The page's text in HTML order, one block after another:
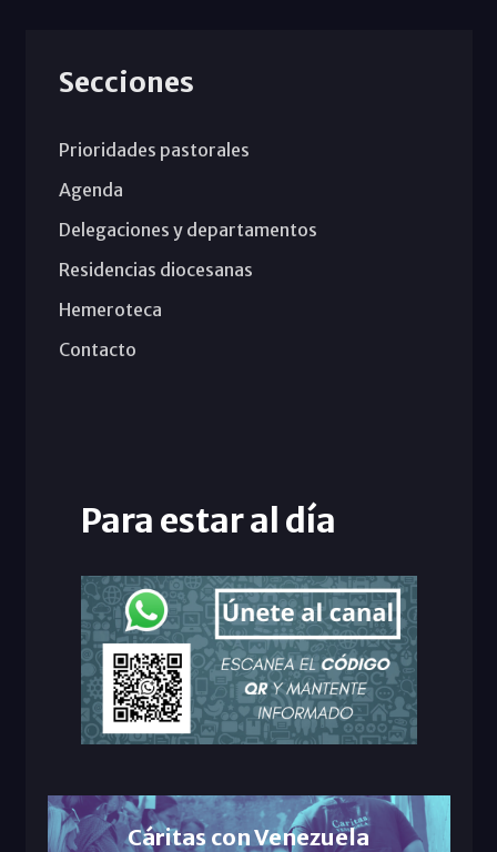
Secciones
Prioridades pastorales
Agenda
Delegaciones y departamentos
Residencias diocesanas
Hemeroteca
Contacto
Para estar al día
Cáritas con Venezuela